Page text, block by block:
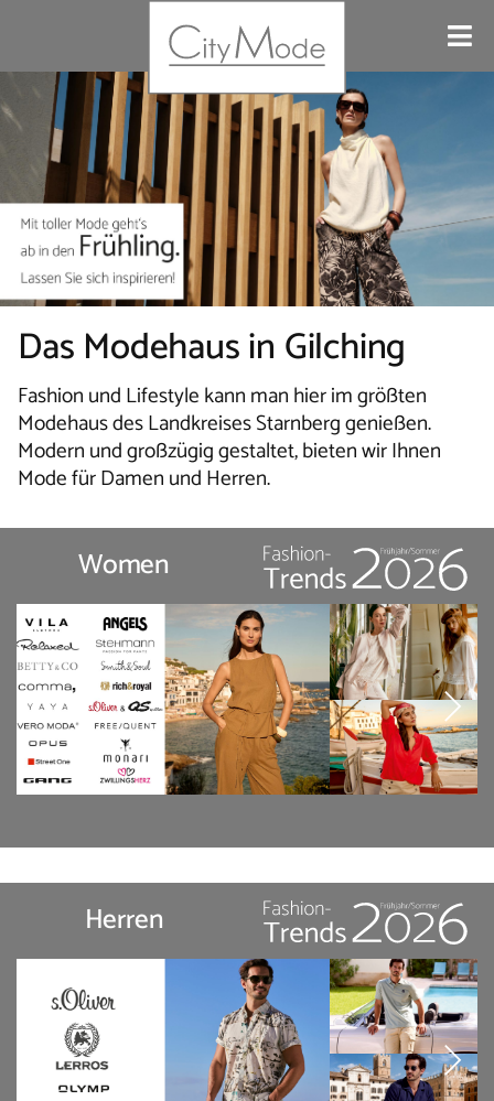
Das Modehaus in Gilching
Fashion und Lifestyle kann man hier im größten
Modehaus des Landkreises Starnberg genießen.
Modern und großzügig gestaltet, bieten wir Ihnen
Mode für Damen und Herren.
Women
Herren